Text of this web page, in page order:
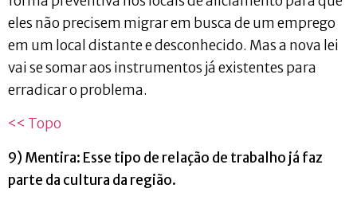
eles não precisem migrar em busca de um emprego
em um local distante e desconhecido. Mas a nova lei
vai se somar aos instrumentos já existentes para
erradicar o problema.
<< Topo
9) Mentira: Esse tipo de relação de trabalho já faz
parte da cultura da região.